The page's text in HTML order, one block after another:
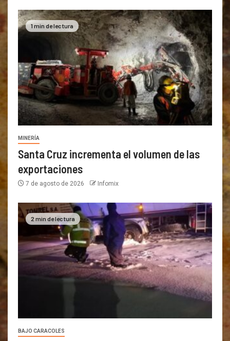
1 min de lectura
MINERÍA
Santa Cruz incrementa el volumen de las
exportaciones
7 de agosto de 2026 Infomix
2 min de lectura
BAJO CARACOLES